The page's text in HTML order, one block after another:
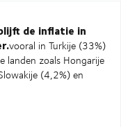
de inflatie in
vooral in Turkije (33%)
landen zoals Hongarije
(4,2%) en